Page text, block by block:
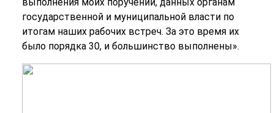
выполнения моих поручений, данных органам
государственной и муниципальной власти по
итогам наших рабочих встреч. За это время их
было порядка 30, и большинство выполнены».